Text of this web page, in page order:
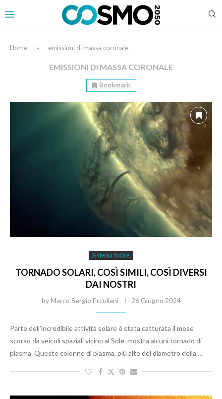
Home » emissioni di massa coronale
EMISSIONI DI MASSA CORONALE
Bookmark
Sistema Solare
TORNADO SOLARI, COSÌ SIMILI, COSÌ DIVERSI
DAI NOSTRI
byMarco Sergio Erculiani 26 Giugno 2024
Parte dell’incredibile attività solare è stata catturata il mese
scorso da veicoli spaziali vicino al Sole, mostra alcuni tornado di
plasma. Queste colonne di plasma, più alte del diametro della …